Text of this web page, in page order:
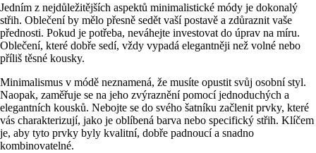
Jedním z nejdůležitějších aspektů minimalistické módy je dokonalý
střih. Oblečení by mělo přesně sedět vaší postavě a zdůraznit vaše
přednosti. Pokud je potřeba, neváhejte investovat do úprav na míru.
Oblečení, které dobře sedí, vždy vypadá elegantněji než volné nebo
příliš těsné kousky.
Minimalismus v módě neznamená, že musíte opustit svůj osobní styl.
Naopak, zaměřuje se na jeho zvýraznění pomocí jednoduchých a
elegantních kousků. Nebojte se do svého šatníku začlenit prvky, které
vás charakterizují, jako je oblíbená barva nebo specifický střih. Klíčem
je, aby tyto prvky byly kvalitní, dobře padnoucí a snadno
kombinovatelné.